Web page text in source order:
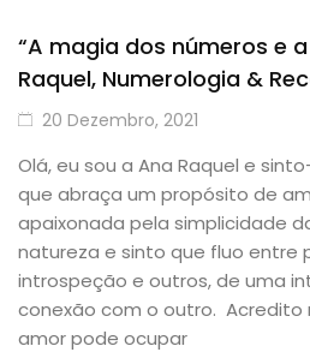
“A magia dos números e
Raquel, Numerologia &
20 Dezembro, 2021
Olá, eu sou a Ana Raquel e
que abraça um propósito de
apaixonada pela simplicidade
natureza e sinto que fluo entre
introspeção e outros, de uma
conexão com o outro. Acredito
amor pode ocupar